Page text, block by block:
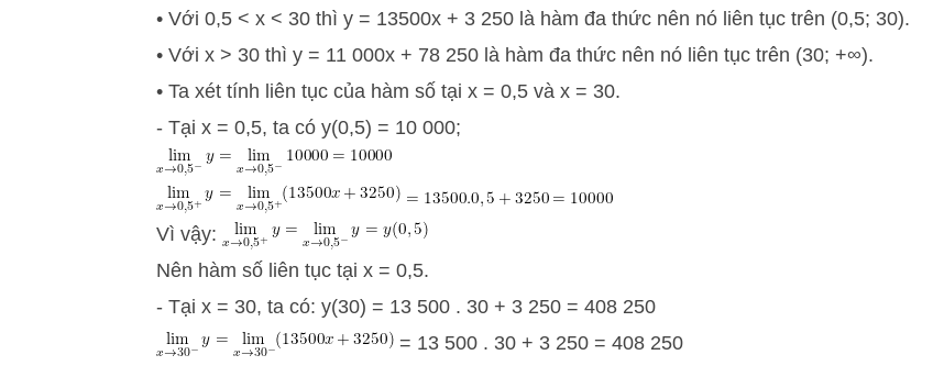
• Với 0,5 < x < 30 thì y = 13500x + 3 250 là hàm đa thức nên nó liên tục trên (0,5; 30).
• Với x > 30 thì y = 11 000x + 78 250 là hàm đa thức nên nó liên tục trên (30; +∞).
• Ta xét tính liên tục của hàm số tại x = 0,5 và x = 30.
- Tại x = 0,5, ta có y(0,5) = 10 000;
Vì vậy:
Nên hàm số liên tục tại x = 0,5.
- Tại x = 30, ta có: y(30) = 13 500 . 30 + 3 250 = 408 250
= 13 500 . 30 + 3 250 = 408 250